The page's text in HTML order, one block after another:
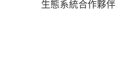
生態系統合作夥伴